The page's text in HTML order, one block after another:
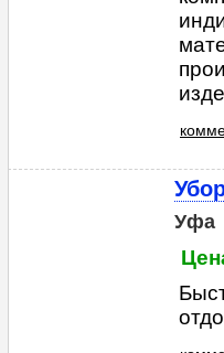
Уфа